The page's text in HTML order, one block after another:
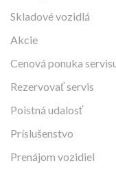
Skladové vozidlá
Akcie
Cenová ponuka
Rezervovať servis
Poistná udalosť
Príslušenstvo
Prenájom vozidiel